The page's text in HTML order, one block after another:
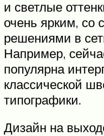
и светлые
очень ярким, со
решениями в
Например,
популярна
классической
типографики.
Дизайн на